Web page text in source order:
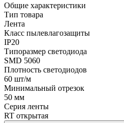
Общие характеристики
Тип товара
Лента
Класс пылевлагозащиты
IP20
Типоразмер светодиода
SMD 5060
Плотность светодиодов
60 шт/м
Минимальный отрезок
50 мм
Серия ленты
RT открытая